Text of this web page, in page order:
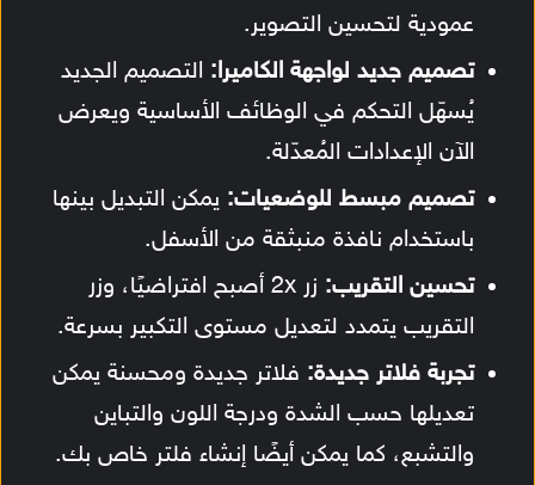
عمودية لتحسين التصوير.
تصميم جديد لواجهة الكاميرا: التصميم الجديد
يُسهّل التحكم في الوظائف الأساسية ويعرض
الآن الإعدادات المُعدّلة.
تصميم مبسط للوضعيات: يمكن التبديل بينها
باستخدام نافذة منبثقة من الأسفل.
تحسين التقريب:
زر 2x أصبح افتراضيًا، وزر
التقريب يتمدد لتعديل مستوى التكبير بسرعة.
تجربة فلاتر جديدة: فلاتر جديدة ومحسنة يمكن
تعديلها حسب الشدة ودرجة اللون والتباين
والتشبع، كما يمكن أيضًا إنشاء فلتر خاص بك.